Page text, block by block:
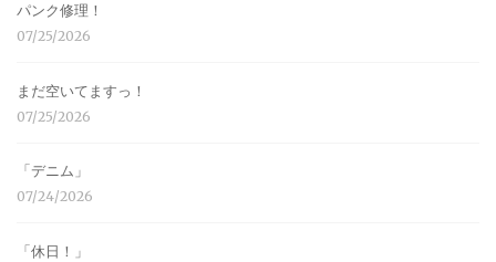
パンク修理！
07/25/2026
まだ空いてますっ！
07/25/2026
「デニム」
07/24/2026
「休日！」